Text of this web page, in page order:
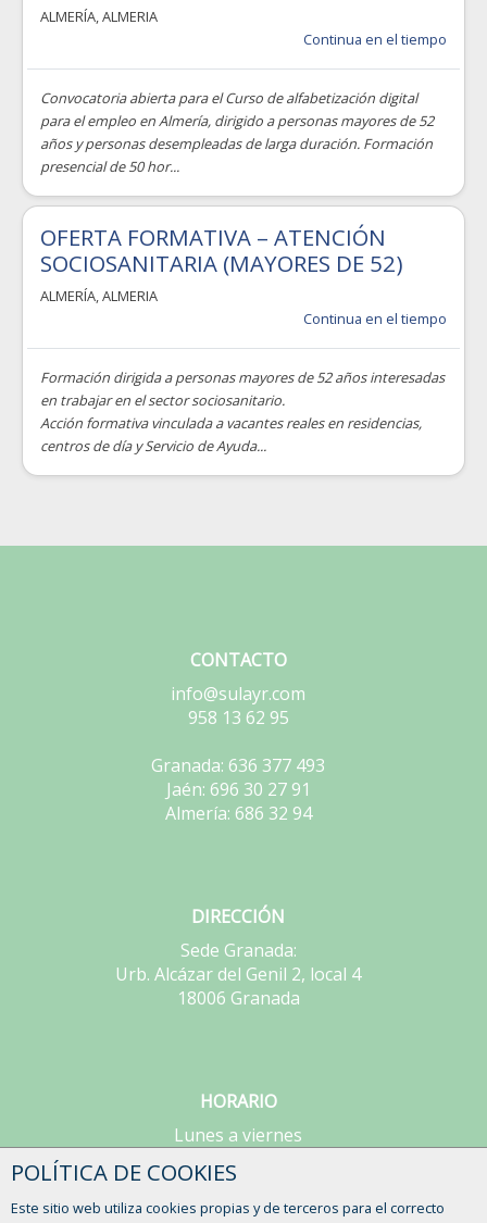
ALMERÍA,ALMERIA
Continua en el tiempo
Convocatoria abierta para el Curso de alfabetización digital
para el empleo en Almería, dirigido a personas mayores de 52
años y personas desempleadas de larga duración. Formación
presencial de 50 hor...
OFERTA FORMATIVA – ATENCIÓN
SOCIOSANITARIA (MAYORES DE 52)
ALMERÍA,ALMERIA
Continua en el tiempo
Formación dirigida a personas mayores de 52 años interesadas
en trabajar en el sector sociosanitario.
Acción formativa vinculada a vacantes reales en residencias,
centros de día y Servicio de Ayuda...
CONTACTO
info@sulayr.com
958 13 62 95
Granada: 636 377 493
Jaén: 696 30 27 91
Almería: 686 32 94
DIRECCIÓN
Sede Granada:
Urb. Alcázar del Genil 2, local 4
18006 Granada
HORARIO
Lunes a viernes
POLÍTICA DE COOKIES
Este sitio web utiliza cookies propias y de terceros para el correcto